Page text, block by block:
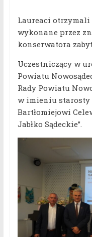
Laureaci
wykonane przez
konserwatora
Uczestniczący w
Powiatu
Rady Powiatu
w imieniu starosty
Bartłomiejowi
Jabłko Sądeckie”.